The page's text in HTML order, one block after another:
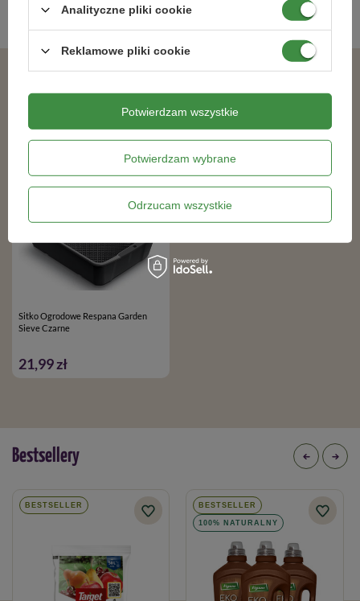
Konewki
Podobne produkty
Sitko Ogrodowe Respana Garden
Sieve Czarne
21,99 zł
Bestsellery
BESTSELLER BESTSELLER
100% NATURALNY
Analityczne pliki cookie
Reklamowe pliki cookie
Potwierdzam wybrane
Odrzucam wszystkie
Potwierdzam wszystkie